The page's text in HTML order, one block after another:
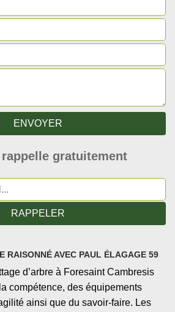
gratuitement
RAISONNÉ AVEC PAUL ÉLAGAGE 59
d’arbre à Foresaint Cambresis
compétence, des équipements
ainsi que du savoir-faire. Les